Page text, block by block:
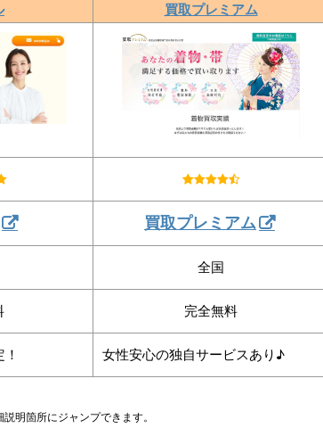
買取プレミアム
買取プレミアム
全国
完全無料
女性安心の独自サービスあり♪
明箇所にジャンプできます。